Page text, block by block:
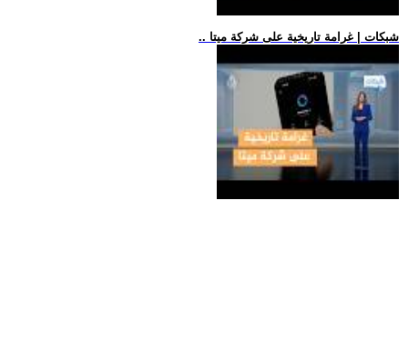
.. شبكات | غرامة تاريخية على شركة ميتا